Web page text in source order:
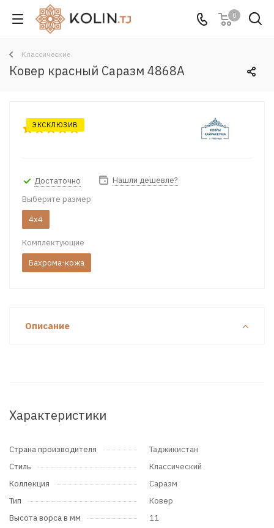
0
Классические
Ковер красный Саразм 4868A
ЭКСКЛЮЗИВ
Достаточно
Нашли дешевле?
Выберите размер
4x4
Комплектующие
Бахрома-кожа
Описание
Характеристики
Страна производителя
Таджикистан
Стиль
Классический
Коллекция
Саразм
Тип
Ковер
Высота ворса в мм
11